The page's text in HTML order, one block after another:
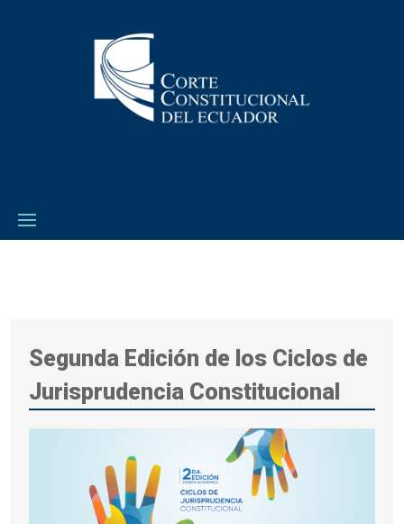
Segunda Edición de los Ciclos de
Jurisprudencia Constitucional